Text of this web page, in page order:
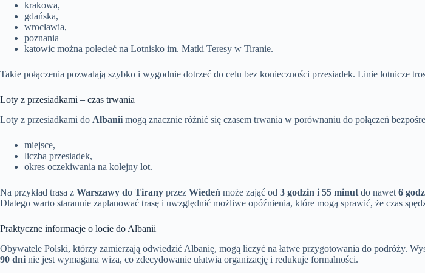
krakowa,
gdańska,
wrocławia,
poznania
katowic można polecieć na Lotnisko im. Matki Teresy w Tiranie.
Takie połączenia pozwalają szybko i wygodnie dotrzeć do celu bez konieczności przesiadek. Linie lotnicze
Loty z przesiadkami – czas trwania
Loty z przesiadkami do Albanii mogą znacznie różnić się czasem trwania w porównaniu do połączeń
miejsce,
liczba przesiadek,
okres oczekiwania na kolejny lot.
Na przykład trasa z Warszawy do Tirany przez Wiedeń może zająć od 3 godzin i 55 minut do nawet 6
Dlatego warto starannie zaplanować trasę i uwzględnić możliwe opóźnienia, które mogą sprawić, że czas
Praktyczne informacje o locie do Albanii
Obywatele Polski, którzy zamierzają odwiedzić Albanię, mogą liczyć na łatwe przygotowania do podróży.
90 dni nie jest wymagana wiza, co zdecydowanie ułatwia organizację i redukuje formalności.